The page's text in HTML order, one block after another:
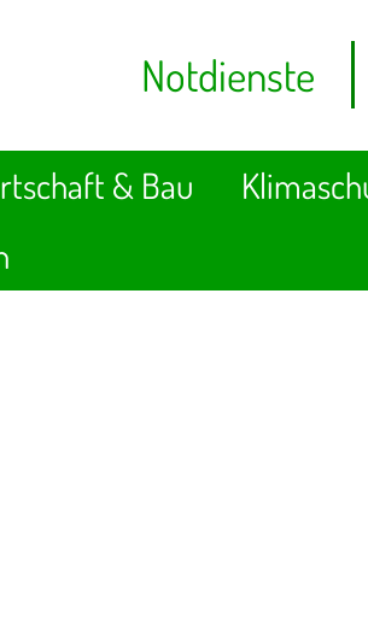
Notdienste
& Bau